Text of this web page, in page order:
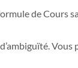
de Cours
Vous